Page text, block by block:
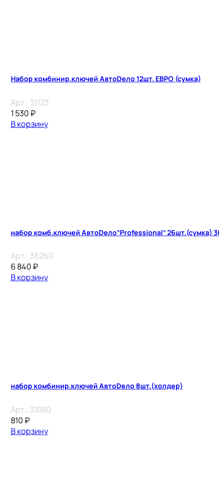
Набор комбинир.ключей АвтоDело 12шт. ЕВРО (сумка)
Арт.: 31123
1 530 ₽
В корзину
набор комб.ключей АвтоDело”Professional” 26шт.(сумка)
Арт.: 36260
6 840 ₽
В корзину
набор комбинир.ключей АвтоDело 8шт.(холдер)
Арт.: 31080
810 ₽
В корзину